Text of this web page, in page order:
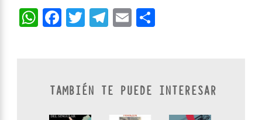
WhatsApp
Facebook
Twitter
Telegram
Email
TAMBIÉN TE PUEDE INTERESAR